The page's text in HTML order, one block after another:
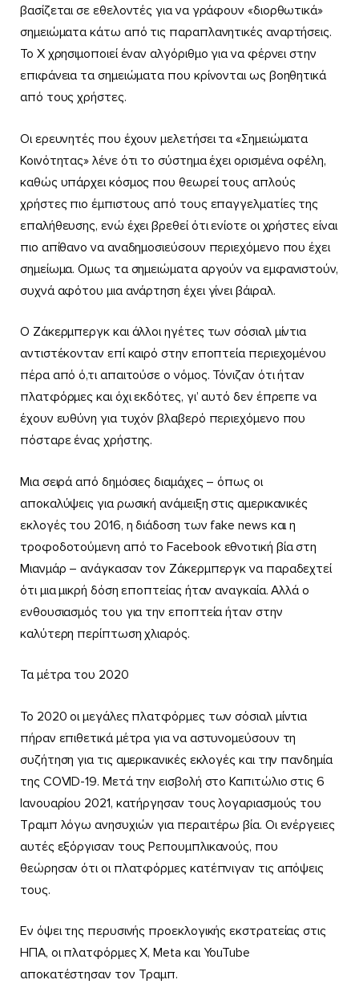
βασίζεται σε εθελοντές για να γράφουν «διορθωτικά»
σημειώματα κάτω από τις παραπλανητικές αναρτήσεις.
Το Χ χρησιμοποιεί έναν αλγόριθμο για να φέρνει στην
επιφάνεια τα σημειώματα που κρίνονται ως βοηθητικά
από τους χρήστες.
Οι ερευνητές που έχουν μελετήσει τα «Σημειώματα
Κοινότητας» λένε ότι το σύστημα έχει ορισμένα οφέλη,
καθώς υπάρχει κόσμος που θεωρεί τους απλούς
χρήστες πιο έμπιστους από τους επαγγελματίες της
επαλήθευσης, ενώ έχει βρεθεί ότι ενίοτε οι χρήστες είναι
πιο απίθανο να αναδημοσιεύσουν περιεχόμενο που έχει
σημείωμα. Ομως τα σημειώματα αργούν να εμφανιστούν,
συχνά αφότου μια ανάρτηση έχει γίνει βάιραλ.
Ο Ζάκερμπεργκ και άλλοι ηγέτες των σόσιαλ μίντια
αντιστέκονταν επί καιρό στην εποπτεία περιεχομένου
πέρα από ό,τι απαιτούσε ο νόμος. Τόνιζαν ότι ήταν
πλατφόρμες και όχι εκδότες, γι’ αυτό δεν έπρεπε να
έχουν ευθύνη για τυχόν βλαβερό περιεχόμενο που
πόσταρε ένας χρήστης.
Μια σειρά από δημόσιες διαμάχες – όπως οι
αποκαλύψεις για ρωσική ανάμειξη στις αμερικανικές
εκλογές του 2016, η διάδοση των fake news και η
τροφοδοτούμενη από το Facebook εθνοτική βία στη
Μιανμάρ – ανάγκασαν τον Ζάκερμπεργκ να παραδεχτεί
ότι μια μικρή δόση εποπτείας ήταν αναγκαία. Αλλά ο
ενθουσιασμός του για την εποπτεία ήταν στην
καλύτερη περίπτωση χλιαρός.
Τα μέτρα του 2020
Το 2020 οι μεγάλες πλατφόρμες των σόσιαλ μίντια
πήραν επιθετικά μέτρα για να αστυνομεύσουν τη
συζήτηση για τις αμερικανικές εκλογές και την πανδημία
της COVID-19. Μετά την εισβολή στο Καπιτώλιο στις 6
Ιανουαρίου 2021, κατήργησαν τους λογαριασμούς του
Τραμπ λόγω ανησυχιών για περαιτέρω βία. Οι ενέργειες
αυτές εξόργισαν τους Ρεπουμπλικανούς, που
θεώρησαν ότι οι πλατφόρμες κατέπνιγαν τις απόψεις
τους.
Εν όψει της περυσινής προεκλογικής εκστρατείας στις
ΗΠΑ, οι πλατφόρμες Χ, Meta και YouTube
αποκατέστησαν τον Τραμπ.